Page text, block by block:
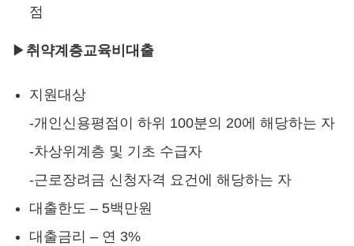
점
▶ 취약계층교육비대출
지원대상
-개인신용평점이 하위 100분의 20에 해당하는 자
-차상위계층 및 기초 수급자
-근로장려금 신청자격 요건에 해당하는 자
대출한도 – 5백만원
대출금리 – 연 3%